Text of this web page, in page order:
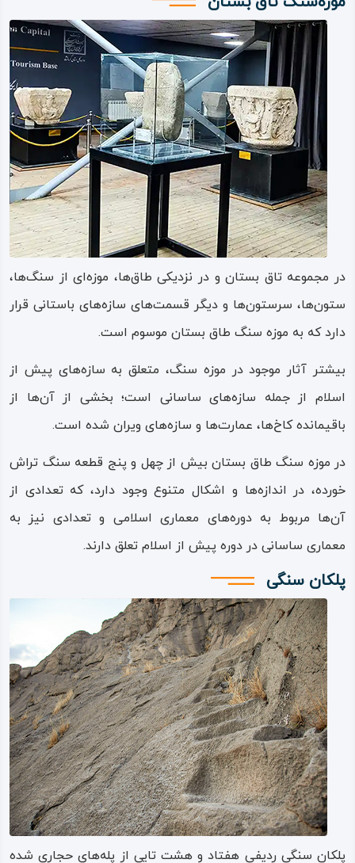
قرار گرفتن در کنار غار دواشکفت است و «چشمه‌ بزرگ طاق‌
بستان» که اصلی‌ترین، پرآب‌ترین و بزرگترین آن‌هاست.
از این پنج‌ چشمه، به غیر از «چشمه‌‌ بزرگ طاق‌ بستان» که پرآب
و چشمه اصلی است و در کنار مجموعه‌ آثار طاق‌ بستان و
هم‌سطح آن قرار دارد، بقیه، چشمه‌ها در ارتفاع به‌ نسبت بالایی
قرار دارند و حتا دو چشمه «وزمان» و «میوله» در پشت جبهه
شمالی کوه قرار دارند.
نقش برجسته محمدعلی میرزا
کتیبه‌ و نقش‌ برجسته مذکور به فرمان محمد علی‌ میرزا و در
معماری و عدم سنخیت تاریخی آن با دیگر نقوش و کتیبه‌های
جبران‌ناپذیر بسیاری به این مجموعه عظیم و شگفت‌ انگیز ایران
کهن وارد سازد.
سوارکار زره پوش
نقش‌ برجسته اسب‌ سوار زره‌ پوش، از نظر تاریخی و مرجع دارای
ابهامات زیادی است و برخی باستان‌ شناسان آن را یک رزم‌ جو و
برخی دیگر آن را متعلق به خسرو پرویز می‌دانند؛ البته تعدادی از
پژوهندگان نیز او را «پیروز» یا «فیروز»، از شاهزادگان ساسانی
می‌پندارند.
حکاکان این فرد را با رخی به‌ صورت سه‌ وجهی و بدنی تمام‌ رخ
تصویر نموده‌اند که بر پشت اسبی قوی نشسته‌ است و
کلاه‌خودی که تمام چهره‌اش را پوشانده و تنها چشمانش را نشان
می‌دهد بر سر دارد. او نیزه ای در دست راست گرفته و آن را به
شانه خود تکیه داده است. در دست چپ او نیز سپری دایره ای
در مجموعه تاق‌ بستان و در نزدیکی طاق‌ها، موزه‌ای از سنگ‌ها،
ستون‌ها، سرستون‌ها و دیگر قسمت‌های سازه‌های باستانی قرار
دارد که به موزه سنگ طاق‌ بستان موسوم است.
بیشتر آثار موجود در موزه سنگ، متعلق به سازه‌های پیش از
اسلام از جمله سازه‌های ساسانی است؛ بخشی از آن‌ها از
باقیمانده کاخ‌ها، عمارت‌ها و سازه‌های ویران شده است.
در موزه سنگ طاق‌ بستان بیش از چهل‌ و پنج قطعه سنگ تراش‌
خورده، در اندازه‌ها و اشکال متنوع وجود دارد، که تعدادی از
آن‌ها مربوط به دوره‌های معماری اسلامی و تعدادی نیز به
معماری ساسانی در دوره پیش از اسلام تعلق دارند.
پلکان سنگی
پلکان سنگی ردیفی هفتاد و هشت تایی از پله‌های حجاری شده